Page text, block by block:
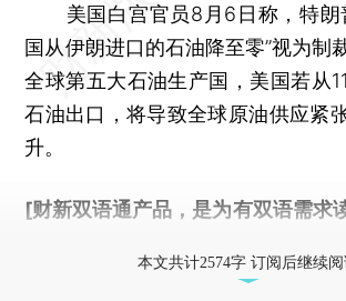
美国白宫官员8月6日称，特朗
国从伊朗进口的石油降至零”视为制
全球第五大石油生产国，美国若从
石油出口，将导致全球原油供应紧
升。
[财新双语通产品，是为有双语需求
本文共计2574字 订阅后继续